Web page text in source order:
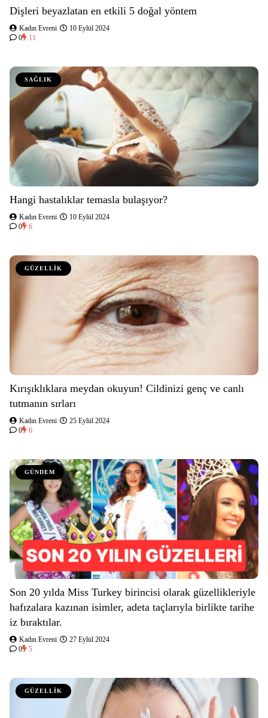
Dişleri beyazlatan en etkili 5 doğal yöntem
Kadın Evreni
10 Eylül 2024
0
11
SAĞLIK
Hangi hastalıklar temasla bulaşıyor?
Kadın Evreni
10 Eylül 2024
0
6
GÜZELLİK
Kırışıklıklara meydan okuyun! Cildinizi genç ve canlı
tutmanın sırları
Kadın Evreni
25 Eylül 2024
0
6
GÜNDEM
Son 20 yılda Miss Turkey birincisi olarak güzellikleriyle
hafızalara kazınan isimler, adeta taçlarıyla birlikte tarihe
iz bıraktılar.
Kadın Evreni
27 Eylül 2024
0
5
GÜZELLİK